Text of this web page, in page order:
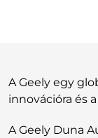
A Geely egy
innovációra és
A Geely Duna